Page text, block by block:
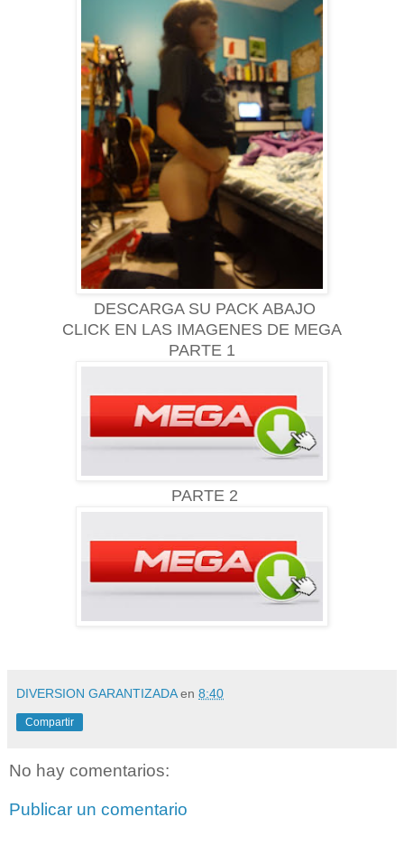
DESCARGA SU PACK ABAJO
CLICK EN LAS IMAGENES DE MEGA
PARTE 1
PARTE 2
DIVERSION GARANTIZADA en 8:40
Compartir
No hay comentarios:
Publicar un comentario